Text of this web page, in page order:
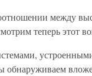
между
теперь этот